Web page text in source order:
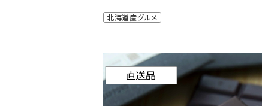
北海道産グルメ